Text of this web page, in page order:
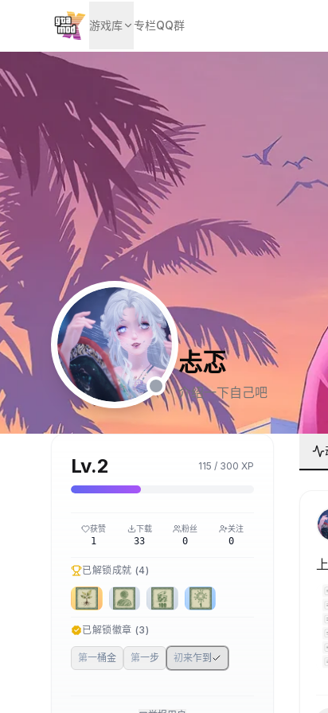
游戏库 专栏QQ群
忐忑
介绍一下自己吧
Lv.2 115 / 300 XP
获赞
1
下载
33
粉丝
0
关注
0
已解锁成就 (4)
已解锁徽章 (3)
第一桶金 第一步 初来乍到